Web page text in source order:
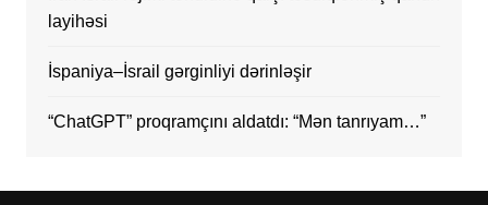
layihəsi
İspaniya–İsrail gərginliyi dərinləşir
“ChatGPT” proqramçını aldatdı: “Mən tanrıyam…”